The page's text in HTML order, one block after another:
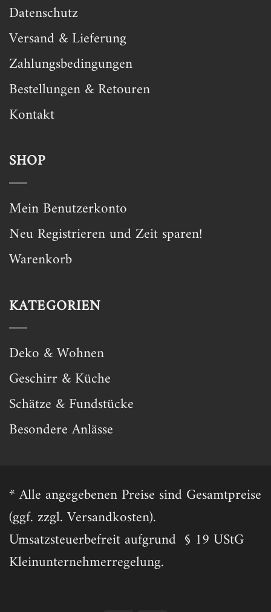
Datenschutz
Versand & Lieferung
Zahlungsbedingungen
Bestellungen & Retouren
Kontakt
SHOP
Mein Benutzerkonto
Neu Registrieren und Zeit sparen!
Warenkorb
KATEGORIEN
Deko & Wohnen
Geschirr & Küche
Schätze & Fundstücke
Besondere Anlässe
* Alle angegebenen Preise sind Gesamtpreise
(ggf. zzgl. Versandkosten).
Umsatzsteuerbefreit aufgrund § 19 UStG
Kleinunternehmerregelung.